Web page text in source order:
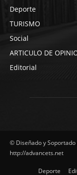
Deporte
TURISMO
Social
ARTICULO DE
Editorial
© Diseñado y
http://advancets.net
Deporte